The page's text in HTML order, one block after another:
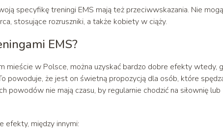
specyfikę treningi EMS mają też przeciwwskazania. Nie mogą
stosujące rozruszniki, a także kobiety w ciąży.
EMS?
mieście w Polsce, można uzyskać bardzo dobre efekty wtedy,
powoduje, że jest on świetną propozycją dla osób, które
powodów nie mają czasu, by regularnie chodzić na siłownię lub
efekty, między innymi: